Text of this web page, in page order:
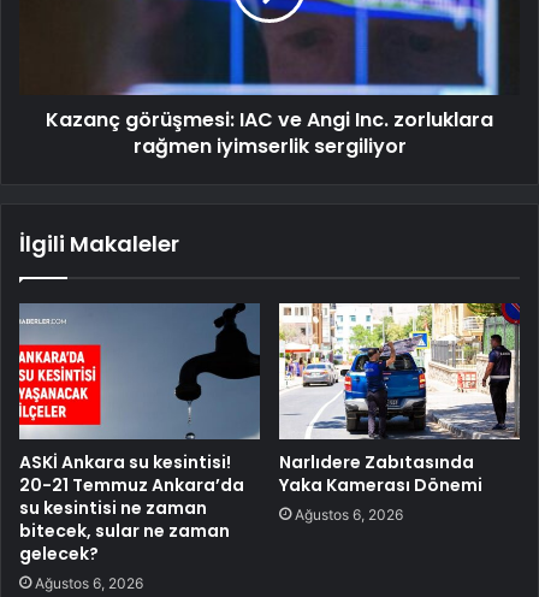
Kazanç görüşmesi: IAC ve Angi Inc. zorluklara
rağmen iyimserlik sergiliyor
İlgili Makaleler
ASKİ Ankara su kesintisi!
20-21 Temmuz Ankara’da
su kesintisi ne zaman
bitecek, sular ne zaman
gelecek?
Ağustos 6, 2026
Narlıdere Zabıtasında
Yaka Kamerası Dönemi
Ağustos 6, 2026